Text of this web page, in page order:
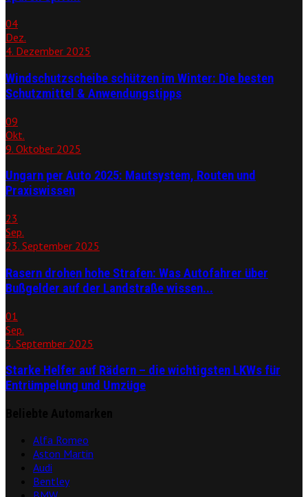
04
Dez.
4. Dezember 2025
Windschutzscheibe schützen im Winter: Die besten
Schutzmittel & Anwendungstipps
09
Okt.
9. Oktober 2025
Ungarn per Auto 2025: Mautsystem, Routen und
Praxiswissen
23
Sep.
23. September 2025
Rasern drohen hohe Strafen: Was Autofahrer über
Bußgelder auf der Landstraße wissen...
01
Sep.
3. September 2025
Starke Helfer auf Rädern – die wichtigsten LKWs für
Entrümpelung und Umzüge
Alfa Romeo
Aston Martin
Audi
Bentley